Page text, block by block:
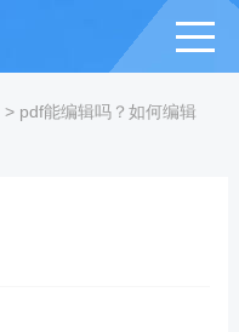
> pdf能编辑吗？如何编辑